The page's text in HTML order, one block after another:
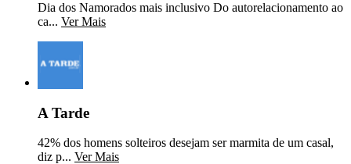
Dia dos Namorados mais inclusivo Do autorelacionamento ao
ca... Ver Mais
A Tarde
42% dos homens solteiros desejam ser marmita de um casal,
diz p... Ver Mais